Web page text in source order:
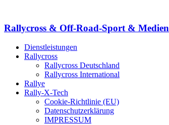
Rallycross & Off-Road-Sport & Medien
Dienstleistungen
Rallycross
Rallycross Deutschland
Rallycross International
Rallye
Rally-X-Tech
Cookie-Richtlinie (EU)
Datenschutzerklärung
IMPRESSUM